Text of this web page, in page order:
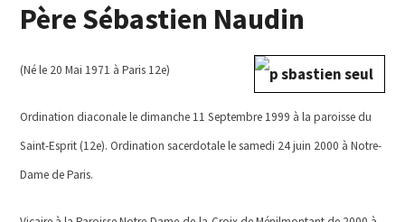
Père Sébastien Naudin
(Né le 20 Mai 1971 à Paris 12e)
Ordination diaconale le dimanche 11 Septembre 1999 à la paroisse du
Saint-Esprit (12e). Ordination sacerdotale le samedi 24 juin 2000 à Notre-
Dame de Paris.